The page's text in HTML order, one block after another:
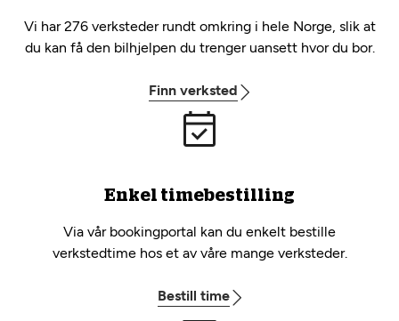
Vi har 276 verksteder rundt omkring i hele Norge, slik at
du kan få den bilhjelpen du trenger uansett hvor du bor.
Finn verksted
Enkel timebestilling
Via vår bookingportal kan du enkelt bestille
verkstedtime hos et av våre mange verksteder.
Bestill time